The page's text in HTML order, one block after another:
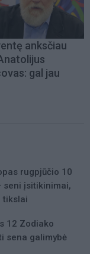
anksčiau
gal jau
rugpjūčio 10
seni įsitikinimai,
tikslai
12 Zodiako
sena galimybė